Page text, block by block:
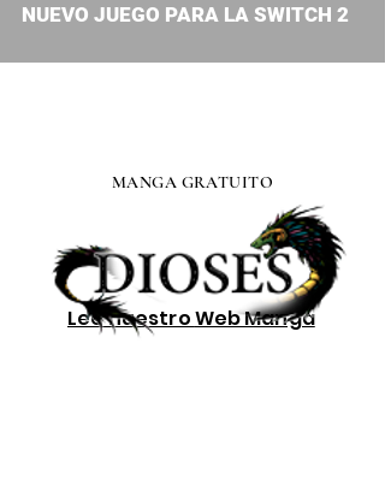
NUEVO JUEGO PARA LA SWITCH 2
Lee nuestroWeb Manga
MANGA GRATUITO